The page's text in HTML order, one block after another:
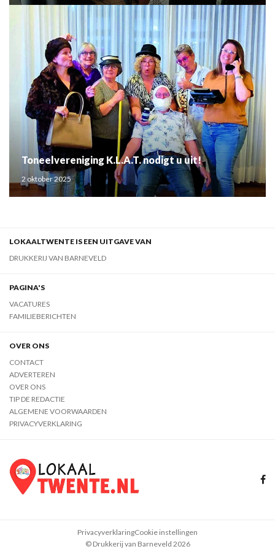
Toneelvereniging K.L.A.T. nodigt u uit!
2 oktober 2025
LOKAALTWENTE IS EEN UITGAVE VAN
DRUKKERIJ VAN BARNEVELD
PAGINA'S
VACATURES
FAMILIEBERICHTEN
OVER ONS
CONTACT
ADVERTEREN
OVER ONS
TIP DE REDACTIE
ALGEMENE VOORWAARDEN
PRIVACYVERKLARING
© Drukkerij van Barneveld 2026
PrivacyverklaringCookie instellingen